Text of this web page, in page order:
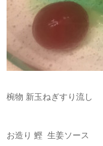
椀物 新玉ねぎすり流し
お造り 鰹 生姜ソース